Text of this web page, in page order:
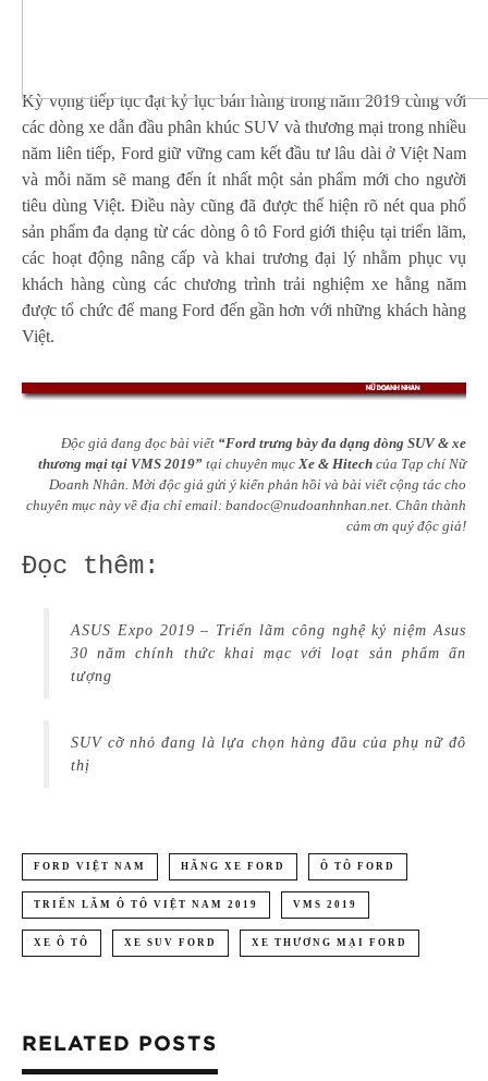
Kỳ vọng tiếp tục đạt kỷ lục bán hàng trong năm 2019 cùng với
các dòng xe dẫn đầu phân khúc SUV và thương mại trong nhiều
năm liên tiếp, Ford giữ vững cam kết đầu tư lâu dài ở Việt Nam
và mỗi năm sẽ mang đến ít nhất một sản phẩm mới cho người
tiêu dùng Việt. Điều này cũng đã được thể hiện rõ nét qua phổ
sản phẩm đa dạng từ các dòng ô tô Ford giới thiệu tại triển lãm,
các hoạt động nâng cấp và khai trương đại lý nhằm phục vụ
khách hàng cùng các chương trình trải nghiệm xe hằng năm
được tổ chức để mang Ford đến gần hơn với những khách hàng
Việt.
Độc giả đang đọc bài viết “Ford trưng bày đa dạng dòng SUV & xe
thương mại tại VMS 2019” tại chuyên mục Xe & Hitech của Tạp chí Nữ
Doanh Nhân. Mời độc giả gửi ý kiến phản hồi và bài viết cộng tác cho
chuyên mục này về địa chỉ email: bandoc@nudoanhnhan.net Chân thành
cảm ơn quý độc giả!
Đọc thêm:
ASUS Expo 2019 – Triển lãm công nghệ kỷ niệm Asus
30 năm chính thức khai mạc với loạt sản phẩm ấn
tượng
SUV cỡ nhỏ đang là lựa chọn hàng đầu của phụ nữ đô
thị
FORD VIỆT NAM HÃNG XE FORD Ô TÔ FORD
TRIỂN LÃM Ô TÔ VIỆT NAM 2019 VMS 2019
XE Ô TÔ XE SUV FORD XE THƯƠNG MẠI FORD
RELATED POSTS